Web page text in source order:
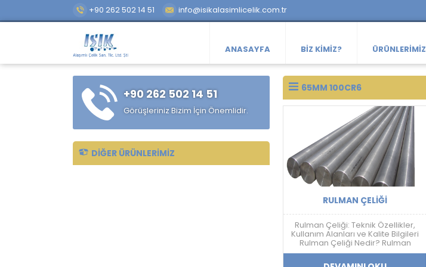
+90 262 502 14 51 info@isikalasimlicelik.com.tr
ANASAYFA BIZ KIMIZ? ÜRÜNLERIMIZ
65MM 100CR6
RULMAN ÇELIĞI
Rulman Çeliği: Teknik Özellikler,
Kullanım Alanları ve Kalite Bilgileri
Rulman Çeliği Nedir? Rulman
çeliği; yüksek sertlik, aşınma
dayanımı, yorulma direnci ve
+90 262 502 14 51
Görüşleriniz Bizim İçin Önemlidir.
DIĞER ÜRÜNLERIMIZ